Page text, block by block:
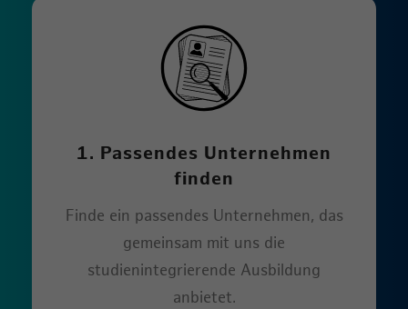
1. Passendes Unternehmen
finden
Finde ein passendes Unternehmen, das
gemeinsam mit uns die
studienintegrierende Ausbildung
anbietet.